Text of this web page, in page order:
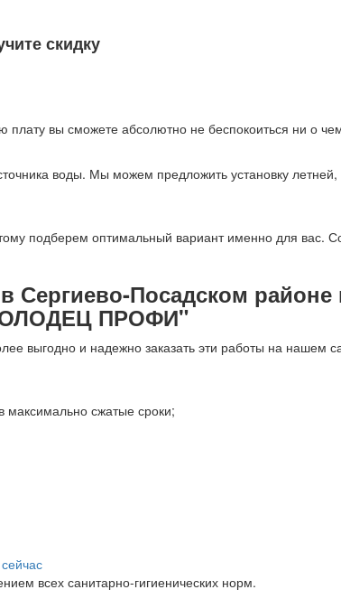
скидку
вы сможете абсолютно не беспокоиться ни о
воды. Мы можем предложить установку
подберем оптимальный вариант именно для вас.
Сергиево-Посадском
ПРОФИ"
выгодно и надежно заказать эти работы на нашем
максимально сжатые сроки;
всех санитарно-гигиенических норм.